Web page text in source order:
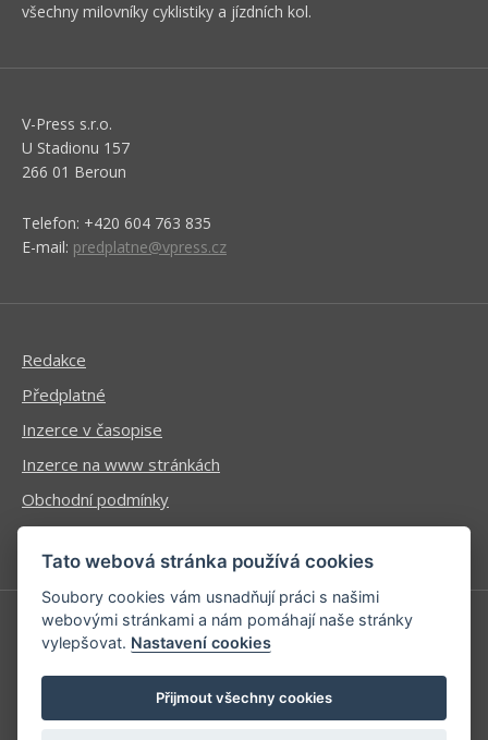
všechny milovníky cyklistiky a jízdních kol.
V-Press s.r.o.
U Stadionu 157
266 01 Beroun
Telefon: +420 604 763 835
E-mail: predplatne@vpress.cz
Redakce
Předplatné
Inzerce v časopise
Inzerce na www stránkách
Obchodní podmínky
Ochrana osobních údajů
Příhlášení | Registrace
Kontaktní informace
Mapa stránek
Tato webová stránka používá cookies
Soubory cookies vám usnadňují práci s našimi
webovými stránkami a nám pomáhají naše stránky
vylepšovat. Nastavení cookies
Přijmout všechny cookies